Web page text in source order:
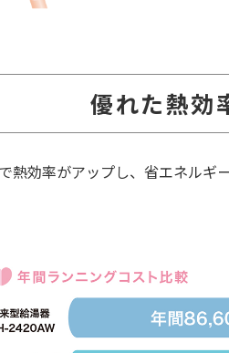
優れた熱効
熱効率がアップし、省エネルギ